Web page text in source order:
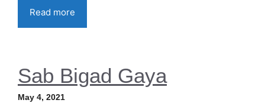
Read more
Sab Bigad Gaya
May 4, 2021